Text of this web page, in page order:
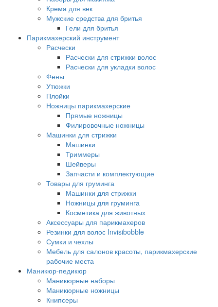
Крема для век
Мужские средства для бритья
Гели для бритья
Парикмахерский инструмент
Расчески
Расчески для стрижки волос
Расчески для укладки волос
Фены
Утюжки
Плойки
Ножницы парикмахерские
Прямые ножницы
Филировочные ножницы
Машинки для стрижки
Машинки
Триммеры
Шейверы
Запчасти и комплектующие
Товары для груминга
Машинки для стрижки
Ножницы для груминга
Косметика для животных
Аксессуары для парикмахеров
Резинки для волос Invisibobble
Сумки и чехлы
Мебель для салонов красоты, парикмахерские
рабочие места
Маникюр-педикюр
Маникюрные наборы
Маникюрные ножницы
Книпсеры